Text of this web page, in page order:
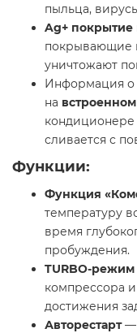
пыльца,
Ag+ покрытие
покрывающие
уничтожают
Информация о
на
кондиционере
сливается с
Функции:
Функция
температуру
время
пробуждения.
TURBO-режим
компрессора
достижения
Авторестарт—